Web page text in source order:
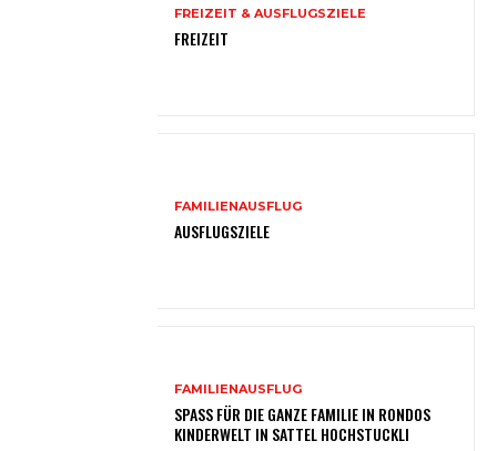
FREIZEIT & AUSFLUGSZIELE
FREIZEIT
FAMILIENAUSFLUG
AUSFLUGSZIELE
FAMILIENAUSFLUG
SPASS FÜR DIE GANZE FAMILIE IN RONDOS
KINDERWELT IN SATTEL HOCHSTUCKLI